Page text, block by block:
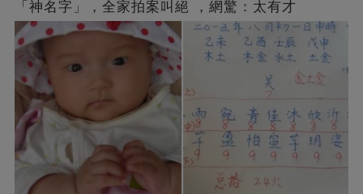
「神名字」，全家拍案叫絕 ，網驚：太有才